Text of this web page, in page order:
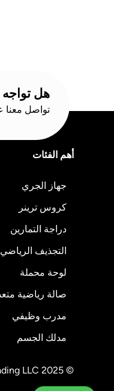
هل
تواصل معنا
أهم الفئات
جهاز الجري
كروس ترينر
دراجة التمارين
التجذيف الرياضي
لوحة محملة
صالة رياضية
مدرب وظيفي
مدلك الجسم
© 2025 Fitness Power Trading LLC